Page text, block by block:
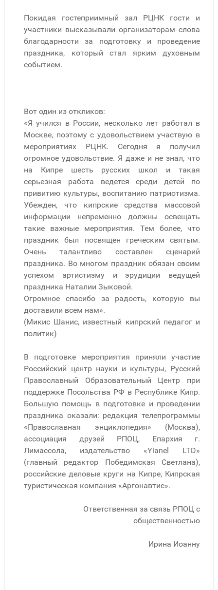
Покидая гостеприимный зал РЦНК гости и
участники высказывали организаторам слова
благодарности за подготовку и проведение
праздника, который стал ярким духовным
событием.
Вот один из откликов:
«Я учился в России, несколько лет работал в
Москве, поэтому с удовольствием участвую в
мероприятиях РЦНК. Сегодня я получил
огромное удовольствие. Я даже и не знал, что
на Кипре шесть русских школ и такая
серьезная работа ведется среди детей по
привитию культуры, воспитанию патриотизма.
Убежден, что кипрские средства массовой
информации непременно должны освещать
такие важные мероприятия. Тем более, что
праздник был посвящен греческим святым.
Очень талантливо составлен сценарий
праздника. Во многом праздник обязан своим
успехом артистизму и эрудиции ведущей
праздника Наталии Зыковой.
Огромное спасибо за радость, которую вы
доставили всем нам».
(Микис Шанис, известный кипрский педагог и
политик)
В подготовке мероприятия приняли участие
Российский центр науки и культуры, Русский
Православный Образовательный Центр при
поддержке Посольства РФ в Республике Кипр.
Большую помощь в подготовке и проведении
праздника оказали: редакция телепрограммы
«Православная энциклопедия» (Москва),
ассоциация друзей РПОЦ, Епархия г.
Лимассола, издательство «Yianel LTD»
(главный редактор Победимская Светлана),
российские деловые круги на Кипре, Кипрская
туристическая компания «Аргонавтис».
Ответственная за связь РПОЦ с
общественностью
Ирина Иоанну